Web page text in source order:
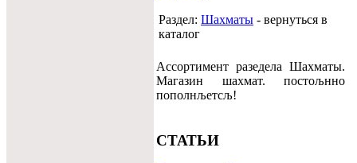
Раздел: Шахматы - вернуться в
каталог
Ассортимент разедела Шахматы.
Магазин шахмат. постољнно
пополнљетсљ!
СТАТЬИ